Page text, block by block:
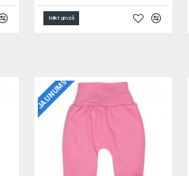
Ielikt grozā
JAUNUMS